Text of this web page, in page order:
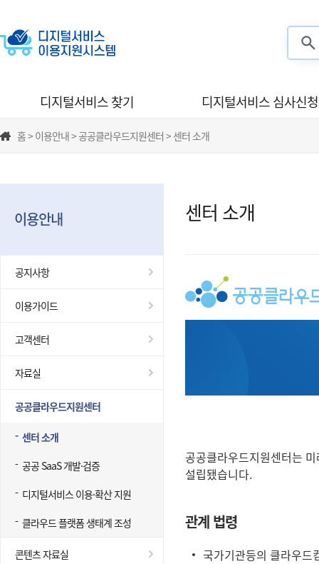
디지털서비스 찾기 디지털서비스 심사신청
홈 > 이용안내 > 공공클라우드지원센터 > 센터 소개
이용안내
공지사항
이용가이드
고객센터
자료실
공공클라우드지원센터
센터 소개
공공 SaaS 개발·검증
디지털서비스 이용·확산 지원
클라우드 플랫폼 생태계 조성
콘텐츠 자료실
센터 소개
공공클라우드지원센터는
설립됐습니다.
관계 법령
국가기관등의 클라우드